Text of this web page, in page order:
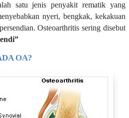
satu jenis penyakit rematik yang
nyeri, bengkak, kekakuan
Osteoarthritis sering disebut
OA?